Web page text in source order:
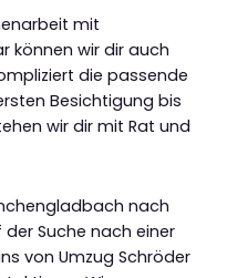
mit
können wir dir auch
die passende
Besichtigung bis
wir dir mit Rat und
nach
Suche nach einer
von Umzug Schröder